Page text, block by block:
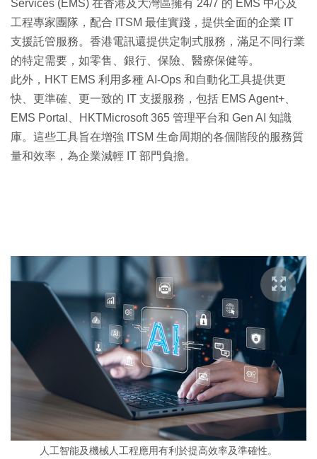
Services (EMS) 在香港及大灣區擁有 24/7 的 EMS 中心及
工程專家團隊，配合 ITSM 最佳實踐，提供全面的企業 IT
支援託管服務。香港電訊還提供定制式服務，滿足不同行業
的特定需要，如零售、銀行、保險、醫療保健等。
此外，HKT EMS 利用多種 AI-Ops 和自動化工具提供更
快、更準確、更一致的 IT 支援服務，包括 EMS Agent+、
EMS Portal、HKTMicrosoft 365 管理平台和 Gen AI 知識
庫。這些工具旨在增強 ITSM 生命周期的各個階段的服務質
量和效率，為企業減輕 IT 部門負擔。
人工智能及機械人工程應用有利於提高效率及準確性。